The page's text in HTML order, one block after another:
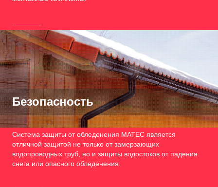
Безопасность
Система защиты от обледенения MATEC является
отличной защитой не только от замерзающих
водопроводных труб, но и защиты водостоков от падения
снега или опасного обледенения.